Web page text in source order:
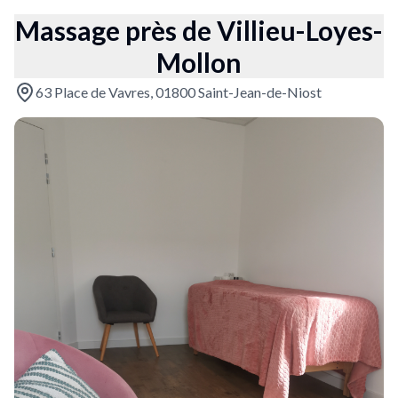
Massage près de Villieu-Loyes-
Mollon
63 Place de Vavres, 01800 Saint-Jean-de-Niost